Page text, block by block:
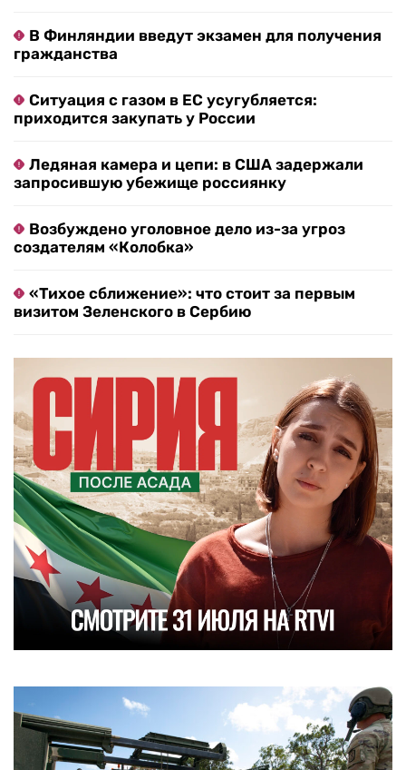
В Финляндии введут экзамен для получения
гражданства
Ситуация с газом в ЕС усугубляется:
приходится закупать у России
Ледяная камера и цепи: в США задержали
запросившую убежище россиянку
Возбуждено уголовное дело из-за угроз
создателям «Колобка»
«Тихое сближение»: что стоит за первым
визитом Зеленского в Сербию